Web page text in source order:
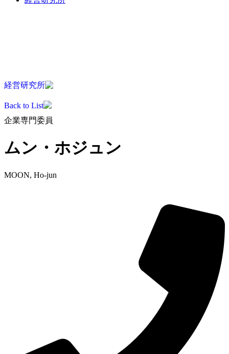
経営研究所
Back to List
企業専門委員
ムン・ホジュン
MOON, Ho-jun